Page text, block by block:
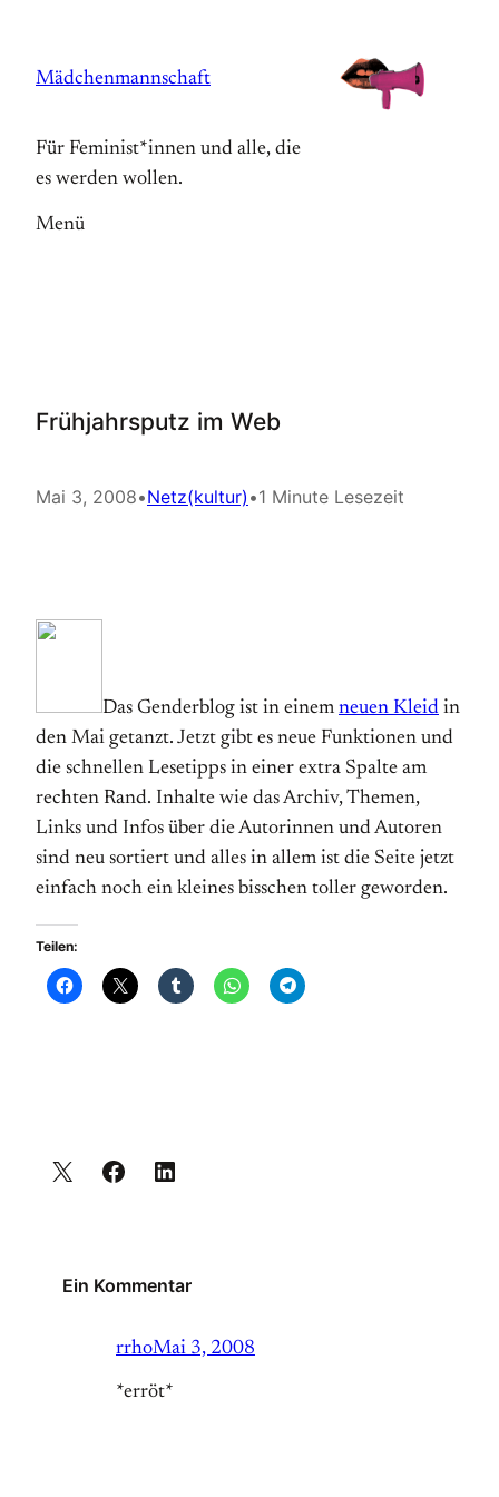
springen
Mädchenmannschaft
Für Feminist*innen und alle, die
es werden wollen.
Menü
Frühjahrsputz im Web
Mai 3, 2008•Netz(kultur) •1 Minute Lesezeit
Das Genderblog ist in einem neuen Kleid in
den Mai getanzt. Jetzt gibt es neue Funktionen und
die schnellen Lesetipps in einer extra Spalte am
rechten Rand. Inhalte wie das Archiv, Themen,
Links und Infos über die Autorinnen und Autoren
sind neu sortiert und alles in allem ist die Seite jetzt
einfach noch ein kleines bisschen toller geworden.
Teilen:
Ein Kommentar
rrhoMai 3, 2008
*erröt*